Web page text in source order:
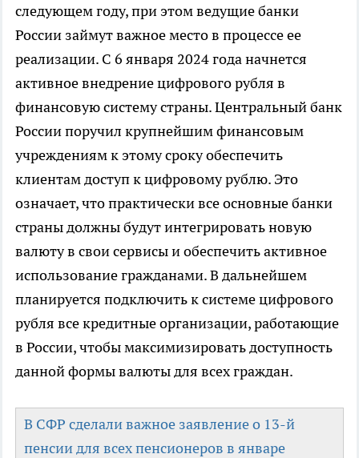
следующем году, при этом ведущие банки
России займут важное место в процессе ее
реализации. С 6 января 2024 года начнется
активное внедрение цифрового рубля в
финансовую систему страны. Центральный банк
России поручил крупнейшим финансовым
учреждениям к этому сроку обеспечить
клиентам доступ к цифровому рублю. Это
означает, что практически все основные банки
страны должны будут интегрировать новую
валюту в свои сервисы и обеспечить активное
использование гражданами. В дальнейшем
планируется подключить к системе цифрового
рубля все кредитные организации, работающие
в России, чтобы максимизировать доступность
данной формы валюты для всех граждан.
В СФР сделали важное заявление о 13-й
пенсии для всех пенсионеров в январе